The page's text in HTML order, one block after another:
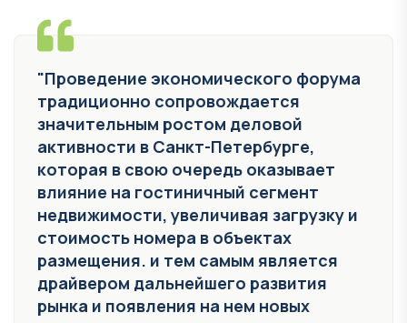
"Проведение экономического форума
традиционно сопровождается
значительным ростом деловой
активности в Санкт-Петербурге,
которая в свою очередь оказывает
влияние на гостиничный сегмент
недвижимости, увеличивая загрузку и
стоимость номера в объектах
размещения. и тем самым является
драйвером дальнейшего развития
рынка и появления на нем новых